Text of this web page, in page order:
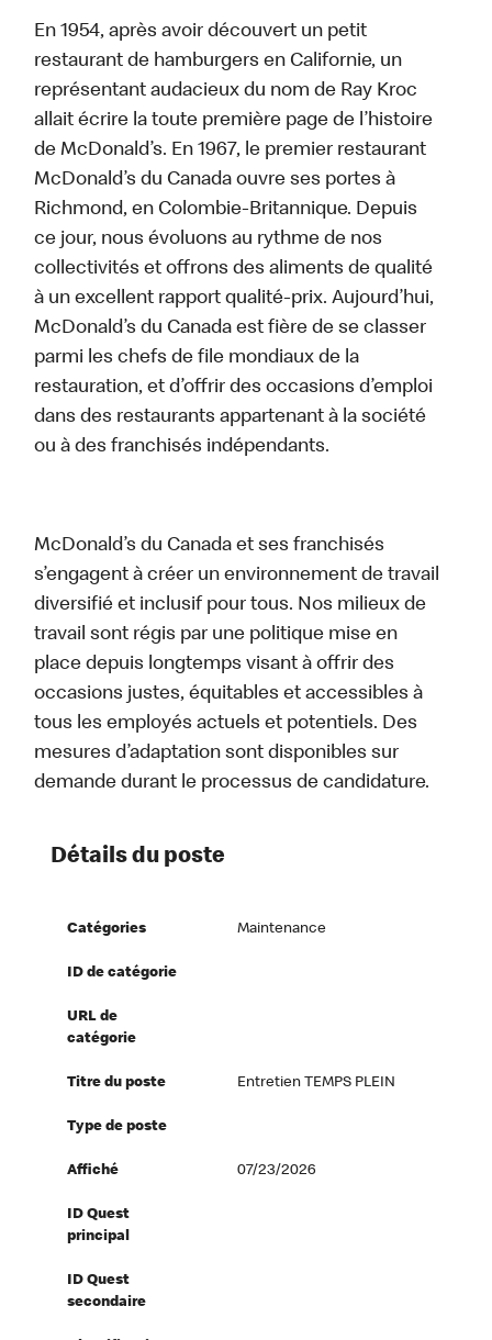
En 1954, après avoir découvert un petit
restaurant de hamburgers en Californie, un
représentant audacieux du nom de Ray Kroc
allait écrire la toute première page de l’histoire
de McDonald’s. En 1967, le premier restaurant
McDonald’s du Canada ouvre ses portes à
Richmond, en Colombie-Britannique. Depuis
ce jour, nous évoluons au rythme de nos
collectivités et offrons des aliments de qualité
à un excellent rapport qualité-prix. Aujourd’hui,
McDonald’s du Canada est fière de se classer
parmi les chefs de file mondiaux de la
restauration, et d’offrir des occasions d’emploi
dans des restaurants appartenant à la société
ou à des franchisés indépendants.
McDonald’s du Canada et ses franchisés
s’engagent à créer un environnement de travail
diversifié et inclusif pour tous. Nos milieux de
travail sont régis par une politique mise en
place depuis longtemps visant à offrir des
occasions justes, équitables et accessibles à
tous les employés actuels et potentiels. Des
mesures d’adaptation sont disponibles sur
demande durant le processus de candidature.
Détails du poste
Catégories Maintenance
ID de catégorie
URL de
catégorie
Titre du poste Entretien TEMPS PLEIN
Type de poste
Affiché 07/23/2026
ID Quest
principal
ID Quest
secondaire